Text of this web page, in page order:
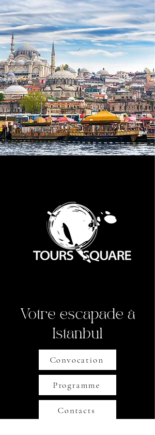
Votre escapade à
Istanbul
Convocation
Programme
Contacts